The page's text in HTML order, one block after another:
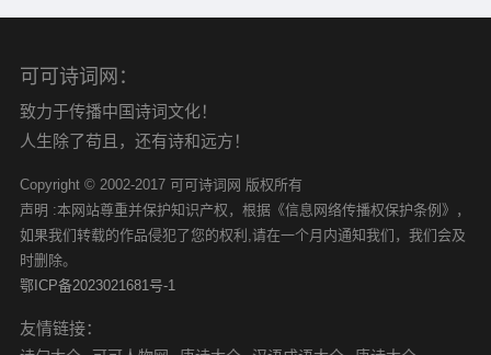
可可诗词网：
致力于传播中国诗词文化！
人生除了苟且，还有诗和远方！
Copyright © 2002-2017 可可诗词网 版权所有
声明 :本网站尊重并保护知识产权，根据《信息网络传播权保护条例》，
如果我们转载的作品侵犯了您的权利,请在一个月内通知我们，我们会及
时删除。
鄂ICP备2023021681号-1
友情链接：